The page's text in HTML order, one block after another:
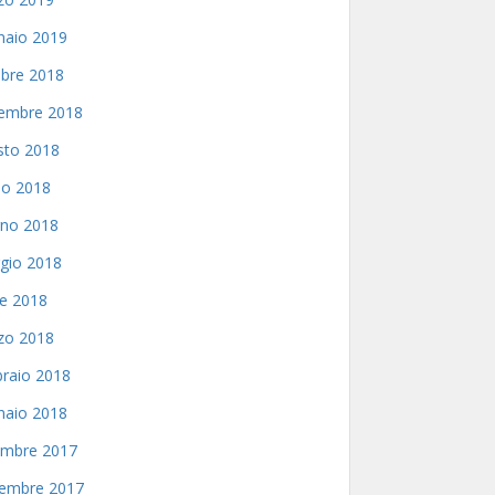
2019
2018
2018
2018
2018
2018
2018
2018
2018
2018
2018
2017
2017